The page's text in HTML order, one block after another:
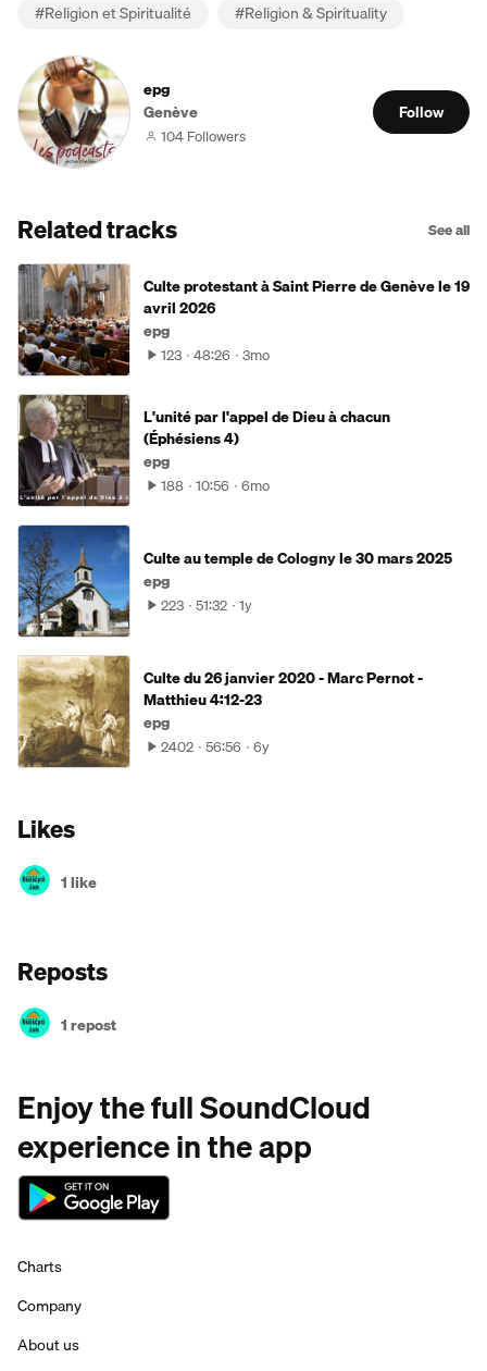
#Religion et Spiritualité #Religion & Spirituality
epg
Genève
104 Followers
Follow
Related tracks See all
Culte protestant à Saint Pierre de Genève le 19
avril 2026
epg
123 48:26 3mo
L'unité par l'appel de Dieu à chacun
(Éphésiens 4)
epg
188 10:56 6mo
Culte au temple de Cologny le 30 mars 2025
epg
223 51:32 1y
Culte du 26 janvier 2020 - Marc Pernot -
Matthieu 4:12-23
epg
2402 56:56 6y
Likes
1 like
Reposts
1 repost
Enjoy the full SoundCloud
experience in the app
Charts
Company
About us